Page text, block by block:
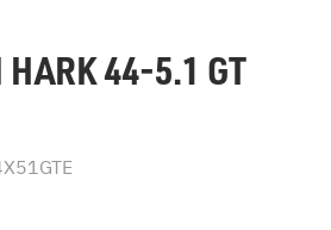
44-5.1 GT